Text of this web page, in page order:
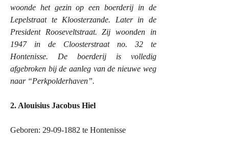
woonde het gezin op een boerderij in de
Lepelstraat te Kloosterzande. Later in de
President Rooseveltstraat. Zij woonden in
1947 inde Cloosterstraat no. 32 te
Hontenisse. De boerderij is volledig
afgebroken bij de aanleg van de nieuwe weg
naar “Perkpolderhaven”.
2. Alouisius Jacobus Hiel
Geboren: 29-09-1882 te Hontenisse